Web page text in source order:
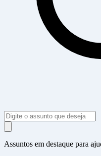
Assuntos em destaque para